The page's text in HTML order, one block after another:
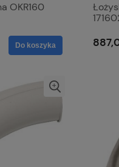
OKR160
Do koszyka